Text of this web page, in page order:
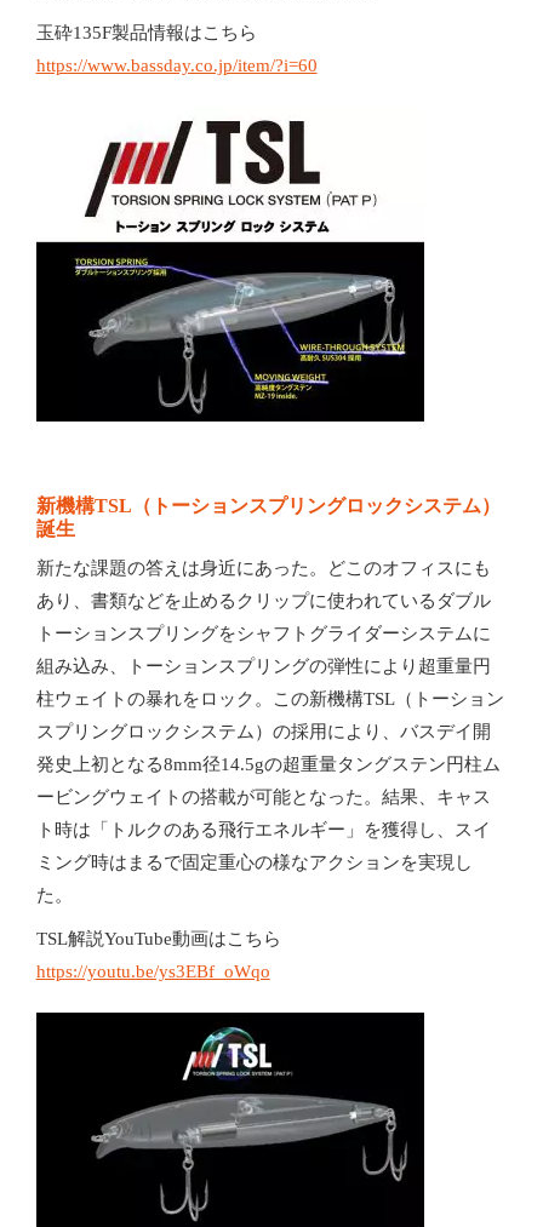
玉砕135F製品情報はこちら
https://www.bassday.co.jp/item/?i=60
新機構TSL（トーションスプリングロックシステム）
誕生
新たな課題の答えは身近にあった。どこのオフィスにも
あり、書類などを止めるクリップに使われているダブル
トーションスプリングをシャフトグライダーシステムに
組み込み、トーションスプリングの弾性により超重量円
柱ウェイトの暴れをロック。この新機構TSL（トーション
スプリングロックシステム）の採用により、バスデイ開
発史上初となる8mm径14.5gの超重量タングステン円柱ム
ービングウェイトの搭載が可能となった。結果、キャス
ト時は「トルクのある飛行エネルギー」を獲得し、スイ
ミング時はまるで固定重心の様なアクションを実現し
た。
TSL解説YouTube動画はこちら
https://youtu.be/ys3EBf_oWqo